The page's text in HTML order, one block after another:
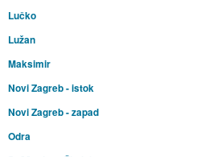
Lučko
Lužan
Maksimir
Novi Zagreb - istok
Novi Zagreb - zapad
Odra